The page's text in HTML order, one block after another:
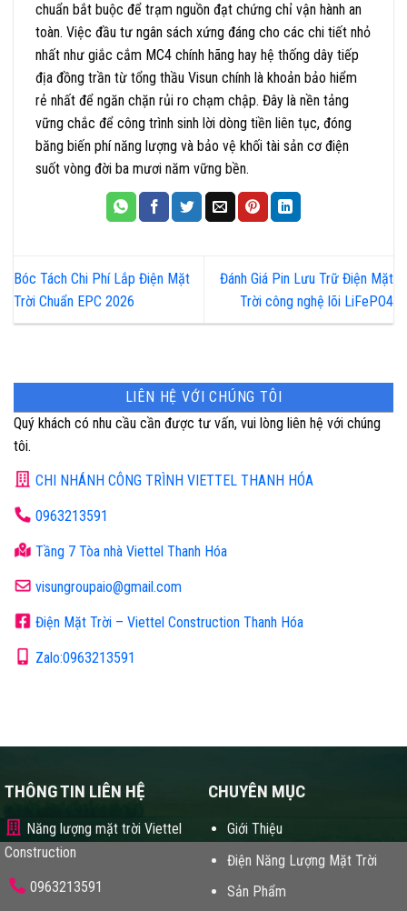
chuẩn bắt buộc để trạm nguồn đạt chứng chỉ vận hành an
toàn. Việc đầu tư ngân sách xứng đáng cho các chi tiết nhỏ
nhất như giắc cắm MC4 chính hãng hay hệ thống dây tiếp
địa đồng trần từ tổng thầu Visun chính là khoản bảo hiểm
rẻ nhất để ngăn chặn rủi ro chạm chập. Đây là nền tảng
vững chắc để công trình sinh lời dòng tiền liên tục, đóng
băng biến phí năng lượng và bảo vệ khối tài sản cơ điện
suốt vòng đời ba mươi năm vững bền.
Bóc Tách Chi Phí Lắp Điện Mặt
Trời Chuẩn EPC 2026
Đánh Giá Pin Lưu Trữ Điện Mặt
Trời công nghệ lõi LiFePO4
LIÊN HỆ VỚI CHÚNG TÔI
Quý khách có nhu cầu cần được tư vấn, vui lòng liên hệ với chúng
tôi.
CHI NHÁNH CÔNG TRÌNH VIETTEL THANH HÓA
0963213591
Tầng 7 Tòa nhà Viettel Thanh Hóa
visungroupaio@gmail.com
Điện Mặt Trời – Viettel Construction Thanh Hóa
Zalo:0963213591
THÔNG TIN LIÊN HỆ
Năng lượng mặt trời Viettel
Construction
0963213591
CHUYÊN MỤC
Giới Thiệu
Điện Năng Lượng Mặt Trời
Sản Phẩm